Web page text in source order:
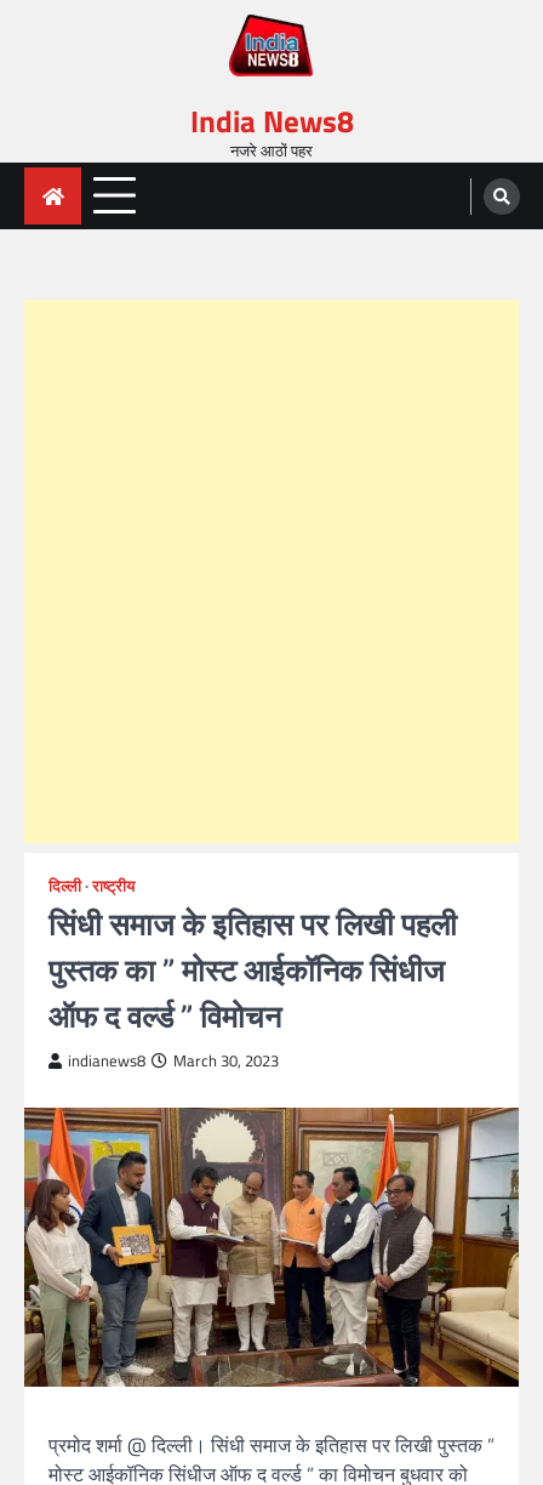
India News8
नजरे आठों पहर
दिल्ली राष्ट्रीय
सिंधी समाज के इतिहास पर लिखी पहली
पुस्तक का ” मोस्ट आईकॉनिक सिंधीज
ऑफ द वर्ल्ड ” विमोचन
indianews8 March 30, 2023
प्रमोद शर्मा @ दिल्ली। सिंधी समाज के इतिहास पर लिखी पुस्तक ”
मोस्ट आईकॉनिक सिंधीज ऑफ द वर्ल्ड ” का विमोचन बुधवार को